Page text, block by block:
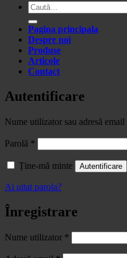
Caută
după:
Pagina principala
Despre noi
Produse
Articole
Contact
Autentificare
Nume utilizator sau adresă email
Parolă *
Ține-mă minte Autentificare
Ai uitat parola?
Înregistrare
Nume utilizator *